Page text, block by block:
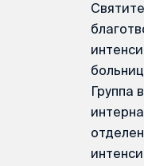
Группа